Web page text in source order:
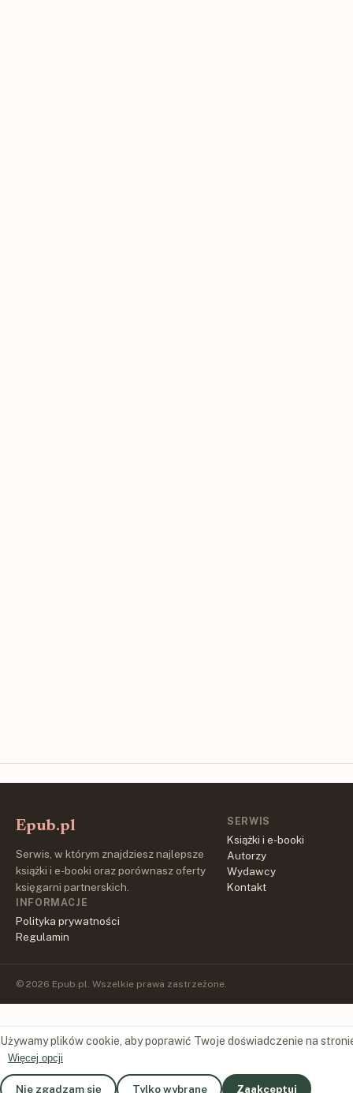
Epub.pl
Serwis, w którym znajdziesz najlepsze
książki i e-booki oraz porównasz oferty
księgarni partnerskich.
SERWIS
Książki i e-booki
Autorzy
Wydawcy
Kontakt
INFORMACJE
Polityka prywatności
Regulamin
© 2026 Epub.pl. Wszelkie prawa zastrzeżone.
Używamy plików cookie, aby poprawić Twoje doświadczenie na
Więcej opcji
Nie zgadzam się Tylko wybrane Zaakceptuj